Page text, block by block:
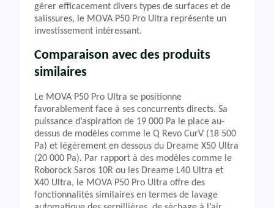
gérer efficacement divers types de surfaces et de
salissures, le MOVA P50 Pro Ultra représente un
investissement intéressant.
Comparaison avec des produits
similaires
Le MOVA P50 Pro Ultra se positionne
favorablement face à ses concurrents directs. Sa
puissance d’aspiration de 19 000 Pa le place au-
dessus de modèles comme le Q Revo CurV (18 500
Pa) et légèrement en dessous du Dreame X50 Ultra
(20 000 Pa). Par rapport à des modèles comme le
Roborock Saros 10R ou les Dreame L40 Ultra et
X40 Ultra, le MOVA P50 Pro Ultra offre des
fonctionnalités similaires en termes de lavage